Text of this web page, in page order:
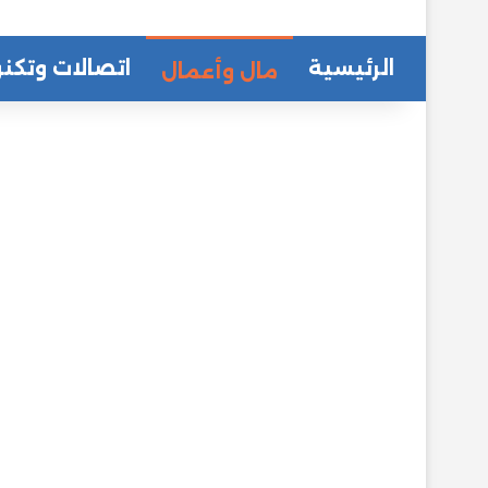
الرئيسية مال وأعمال اتصالات